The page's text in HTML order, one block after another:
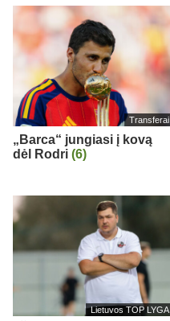
Transferai
„Barca“ jungiasi į kovą
dėl Rodri (6)
Lietuvos TOP LYGA